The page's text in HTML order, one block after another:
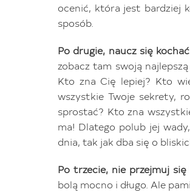
ocenić, która jest bardziej
sposób.
Po drugie, naucz się
zobacz tam swoją
Kto zna Cię lepiej? Kto
wszystkie Twoje sekrety,
sprostać? Kto zna
ma! Dlatego polub jej
dnia, tak jak dba się o
Po trzecie, nie przejmuj
bolą mocno i długo. Ale